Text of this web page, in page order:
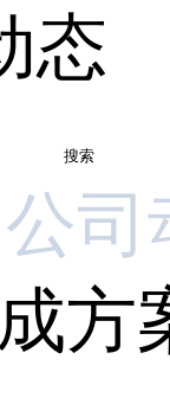
态
搜索
公司
方